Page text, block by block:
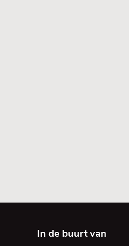
In de buurt van